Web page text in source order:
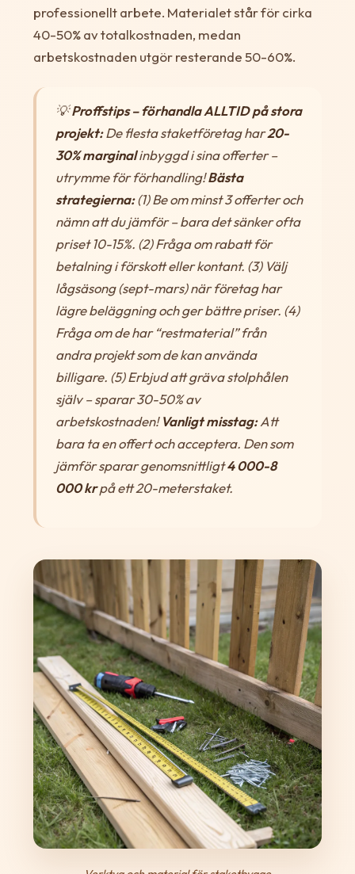
professionellt arbete. Materialet står för cirka
40-50% av totalkostnaden, medan
arbetskostnaden utgör resterande 50-60%.
💡Proffstips – förhandla ALLTID på stora
projekt:De flesta staketföretag har20-
30% marginalinbyggd i sina offerter –
utrymme för förhandling!Bästa
strategierna:(1) Be om minst 3 offerter och
nämn att du jämför – bara det sänker ofta
priset 10-15%. (2) Fråga om rabatt för
betalning i förskott eller kontant. (3) Välj
lågsäsong (sept-mars) när företag har
lägre beläggning och ger bättre priser. (4)
Fråga om de har “restmaterial” från
andra projekt som de kan använda
billigare. (5) Erbjud att gräva stolphålen
själv – sparar 30-50% av
arbetskostnaden!Vanligt misstag:Att
bara ta en offert och acceptera. Den som
jämför sparar genomsnittligt4 000-8
000 krpå ett 20-meterstaket.